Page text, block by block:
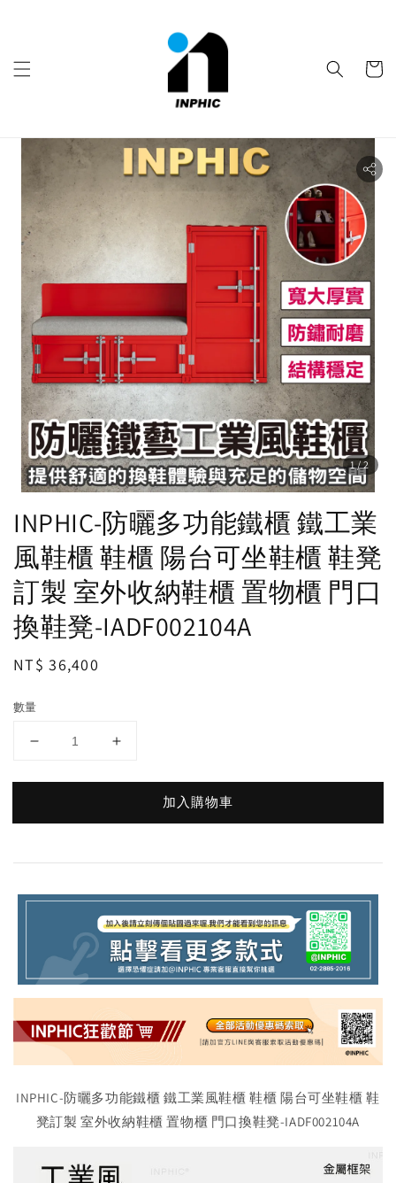
1/2
INPHIC-防曬多功能鐵櫃 鐵工業
風鞋櫃 鞋櫃 陽台可坐鞋櫃 鞋凳
訂製 室外收納鞋櫃 置物櫃 門口
換鞋凳-IADF002104A
Regular
NT$ 36,400
數量
加入購物車
INPHIC-防曬多功能鐵櫃 鐵工業風鞋櫃 鞋櫃 陽台可坐鞋櫃 鞋
凳訂製 室外收納鞋櫃 置物櫃 門口換鞋凳-IADF002104A